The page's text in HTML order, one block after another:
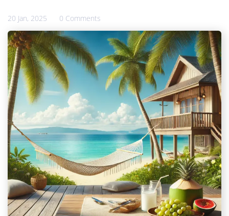
20 Jan, 2025 0 Comments